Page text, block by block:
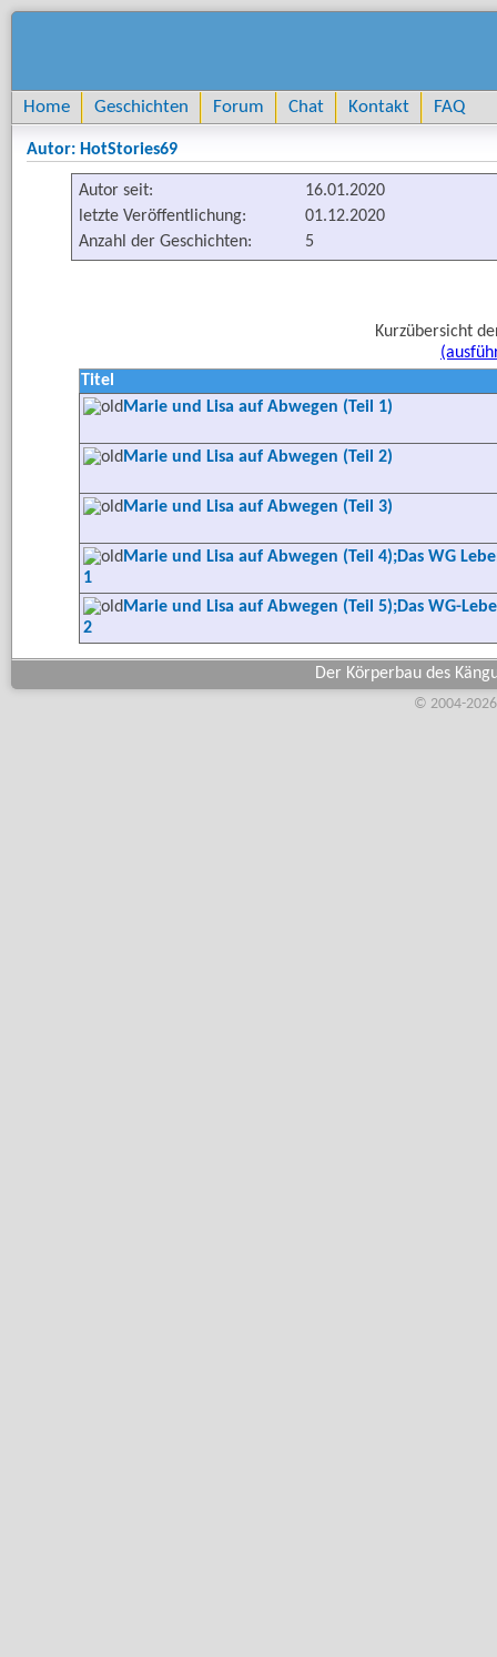
Home Geschichten Forum Chat Kontakt FAQ
Autor: HotStories69
Autor seit:
16.01.2020
letzte Veröffentlichung:
01.12.2020
Anzahl der Geschichten:
5
Kurzübersicht
Titel
Marie und Lisa auf Abwegen (Teil 1)
Marie und Lisa auf Abwegen (Teil 2)
Marie und Lisa auf Abwegen (Teil 3)
Marie und Lisa auf Abwegen (Teil 4);Das WG
1
Marie und Lisa auf Abwegen (Teil 5);Das WG-
2
Der Körperbau des
© 2004-